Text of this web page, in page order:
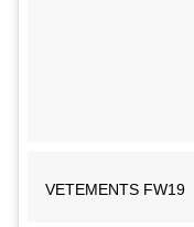
VETEMENTS FW19